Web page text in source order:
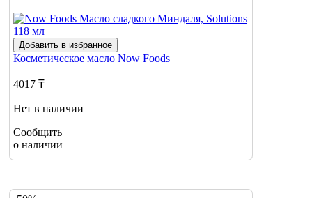
Добавить в избранное
Косметическое масло Now Foods
4017 ₸
Нет в наличии
Сообщить
о наличии